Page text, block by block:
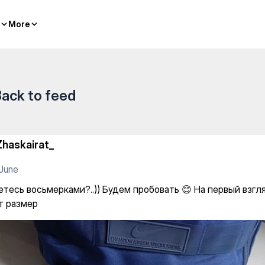
More
MoreБудем пробовать 😊 На
to feed
восьмерками?..)) Будем пробовать 😊 На первый
размер